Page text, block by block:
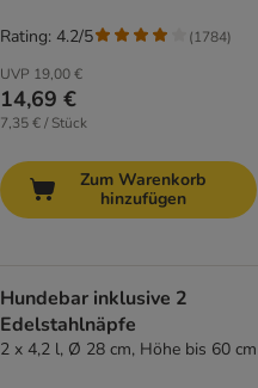
UVP 19,00 €
14,69 €
7,35 € / Stück
Rating: 4.2/5 (1784)
Zum Warenkorb
hinzufügen
Hundebar inklusive 2
Edelstahlnäpfe
2 x 4,2 l, Ø 28 cm, Höhe bis 60 cm